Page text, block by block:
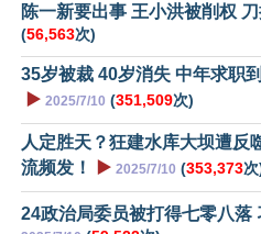
陈一新要出事 王小洪被削权
(56,563次)
35岁被裁 40岁消失 中年求职
▶️ 2025/7/10 (351,509次)
人定胜天？狂建水库大坝遭反
流频发！
▶️ 2025/7/10 (353,373次
24政治局委员被打得七零八落